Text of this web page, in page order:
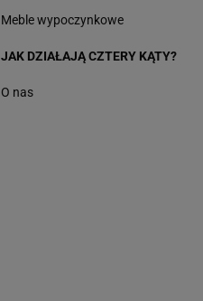
Meble wypoczynkowe
JAK DZIAŁAJĄ CZTERY KĄTY?
O nas